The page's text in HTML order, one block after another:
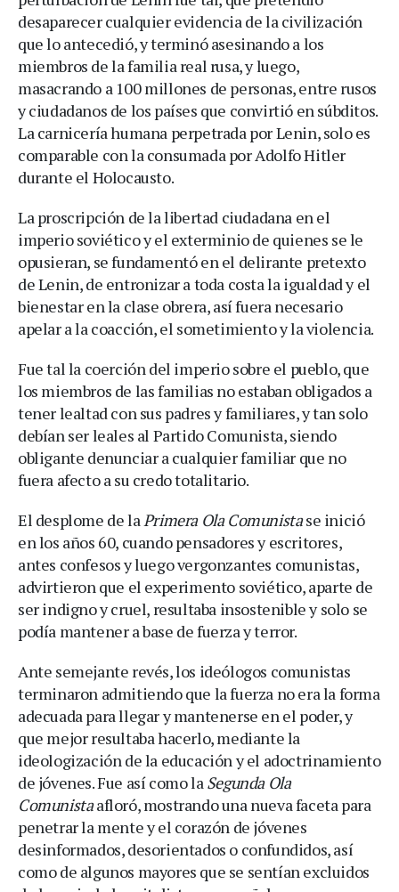
desaparecer cualquier evidencia de la civilización
que lo antecedió, y terminó asesinando a los
miembros de la familia real rusa, y luego,
masacrando a 100 millones de personas, entre rusos
y ciudadanos de los países que convirtió en súbditos.
La carnicería humana perpetrada por Lenin, solo es
comparable con la consumada por Adolfo Hitler
durante el Holocausto.
La proscripción de la libertad ciudadana en el
imperio soviético y el exterminio de quienes se le
opusieran, se fundamentó en el delirante pretexto
de Lenin, de entronizar a toda costa la igualdad y el
bienestar en la clase obrera, así fuera necesario
apelar a la coacción, el sometimiento y la violencia.
Fue tal la coerción del imperio sobre el pueblo, que
los miembros de las familias no estaban obligados a
tener lealtad con sus padres y familiares, y tan solo
debían ser leales al Partido Comunista, siendo
obligante denunciar a cualquier familiar que no
fuera afecto a su credo totalitario.
El desplome de la Primera Ola Comunistase inició
en los años 60, cuando pensadores y escritores,
antes confesos y luego vergonzantes comunistas,
advirtieron que el experimento soviético, aparte de
ser indigno y cruel, resultaba insostenible y solo se
podía mantener a base de fuerza y terror.
Ante semejante revés, los ideólogos comunistas
terminaron admitiendo que la fuerza no era la forma
adecuada para llegar y mantenerse en el poder, y
que mejor resultaba hacerlo, mediante la
ideologización de la educación y el adoctrinamiento
de jóvenes. Fue así como la Segunda Ola
Comunistaafloró, mostrando una nueva faceta para
penetrar la mente y el corazón de jóvenes
desinformados, desorientados o confundidos, así
como de algunos mayores que se sentían excluidos